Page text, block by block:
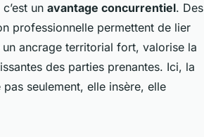
un avantage concurrentiel. Des
professionnelle permettent de lier
ancrage territorial fort, valorise la
des parties prenantes. Ici, la
seulement, elle insère, elle